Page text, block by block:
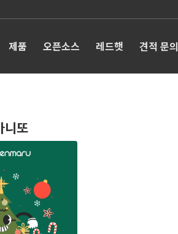
제품 오픈소스 레드햇 견적 문의
니또